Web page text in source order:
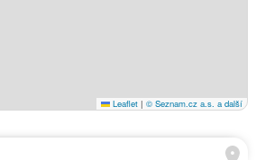
Leaflet | © Seznam.cz a.s. a další